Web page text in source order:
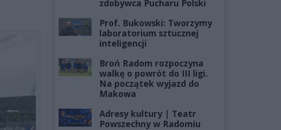
zdobywca Pucharu Polski
Prof. Bukowski: Tworzymy
laboratorium sztucznej
inteligencji
Broń Radom rozpoczyna
walkę o powrót do III ligi.
Na początek wyjazd do
Makowa
Adresy kultury | Teatr
Powszechny w Radomiu